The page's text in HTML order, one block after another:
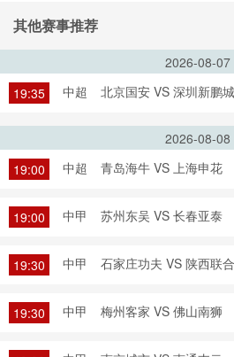
其他赛事推荐
2026-08-07
19:35
中超 北京国安 VS 深圳新鹏城
2026-08-08
19:00
中超 青岛海牛 VS 上海申花
19:00 中甲 苏州东吴 VS 长春亚泰
19:30 中甲 石家庄功夫 VS 陕西联
19:30 中甲 梅州客家 VS 佛山南狮